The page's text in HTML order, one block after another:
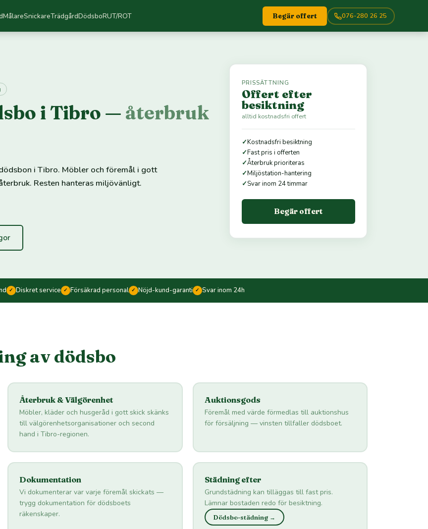
MålareSnickareTrädgårdDödsboRUT/ROT Begär offert 076-280 26 25
i Tibro — återbruk
i Tibro. Möbler och föremål i gott
Resten hanteras miljövänligt.
PRISSÄTTNING
Offert efter
besiktning
alltid kostnadsfri offert
✓Kostnadsfri besiktning
✓Fast pris i offerten
✓Återbruk prioriteras
✓Miljöstation-hantering
✓Svar inom 24 timmar
Begär offert
✓ Diskret service ✓ Försäkrad personal ✓ Nöjd-kund-garanti ✓ Svar inom 24h
av dödsbo
Återbruk & Välgörenhet
Möbler, kläder och husgeråd i gott skick skänks
till välgörenhetsorganisationer och second
hand i Tibro-regionen.
Auktionsgods
Föremål med värde förmedlas till auktionshus
för försäljning — vinsten tillfaller dödsboet.
Dokumentation
Vi dokumenterar var varje föremål skickats —
trygg dokumentation för dödsboets
räkenskaper.
Städning efter
Grundstädning kan tilläggas till fast pris.
Lämnar bostaden redo för besiktning.
Dödsbo-städning →